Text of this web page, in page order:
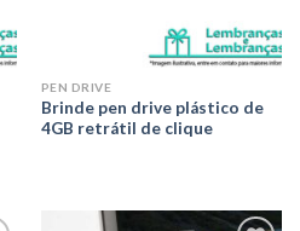
PEN DRIVE
Brinde pen drive plástico de
4GB retrátil de clique